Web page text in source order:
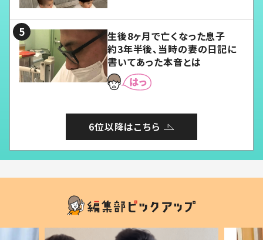
生後8ヶ月で亡くなった息子
約3年半後、当時の妻の日記に
書いてあった本音とは
6位以降はこちら